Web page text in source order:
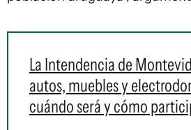
La Intendencia de
autos, muebles y
cuándo será y cómo